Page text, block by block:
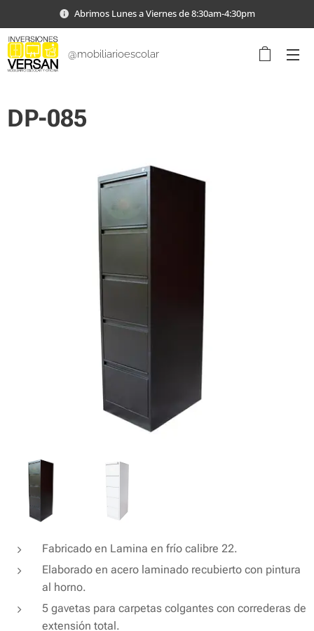
Abrimos Lunes a Viernes de 8:30am-4:30pm
@mobiliarioescolar
DP-085
Fabricado en Lamina en frío calibre 22.
Elaborado en acero laminado recubierto con pintura
al horno.
5 gavetas para carpetas colgantes con correderas de
extensión total.